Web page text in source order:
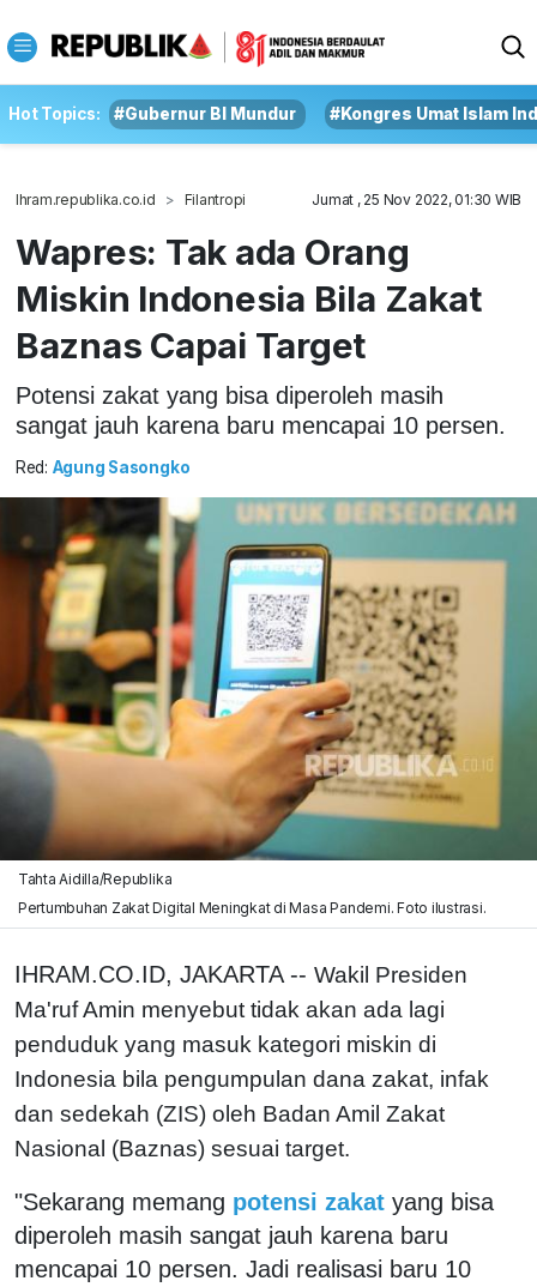
Hot Topics: #Gubernur BI Mundur #Kongres Umat Islam
Ihram.republika.co.id Filantropi Jumat , 25 Nov 2022, 01:30 WIB
Wapres: Tak ada Orang
Miskin Indonesia Bila Zakat
Baznas Capai Target
Potensi zakat yang bisa diperoleh masih
sangat jauh karena baru mencapai 10 persen.
Red: Agung Sasongko
Tahta Aidilla/Republika
Pertumbuhan Zakat Digital Meningkat di Masa Pandemi. Foto ilustrasi.
IHRAM.CO.ID, JAKARTA -- Wakil Presiden
Ma'ruf Amin menyebut tidak akan ada lagi
penduduk yang masuk kategori miskin di
Indonesia bila pengumpulan dana zakat, infak
dan sedekah (ZIS) oleh Badan Amil Zakat
Nasional (Baznas) sesuai target.
"Sekarang memang potensi zakat yang bisa
diperoleh masih sangat jauh karena baru
mencapai 10 persen. Jadi realisasi baru 10